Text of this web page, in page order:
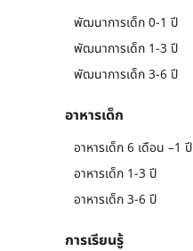
พัฒนาการเด็ก 0-1 ปี
พัฒนาการเด็ก 1-3 ปี
พัฒนาการเด็ก 3-6 ปี
อาหารเด็ก
อาหารเด็ก 6 เดือน –1 ปี
อาหารเด็ก 1-3 ปี
อาหารเด็ก 3-6 ปี
การเรียนรู้